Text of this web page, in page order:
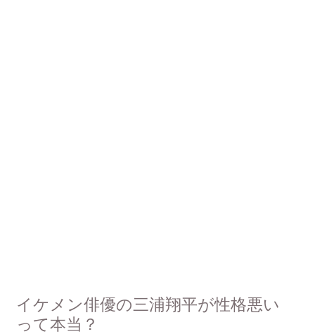
イケメン俳優の三浦翔平が性格悪い
って本当？